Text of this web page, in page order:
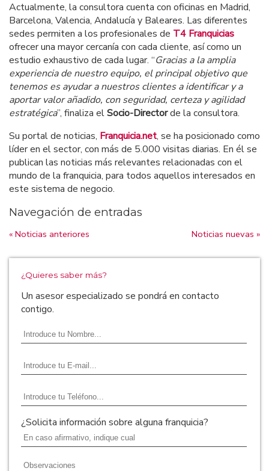
Actualmente, la consultora cuenta con oficinas en Madrid,
Barcelona, Valencia, Andalucía y Baleares. Las diferentes
sedes permiten a los profesionales de T4 Franquicias
ofrecer una mayor cercanía con cada cliente, así como un
estudio exhaustivo de cada lugar. “Gracias a la amplia
experiencia de nuestro equipo, el principal objetivo que
tenemos es ayudar a nuestros clientes a identificar y a
aportar valor añadido, con seguridad, certeza y agilidad
estratégica”, finaliza elSocio-Directorde la consultora.
Su portal de noticias, Franquicia.net, se ha posicionado como
líder en el sector, con más de 5.000 visitas diarias. En él se
publican las noticias más relevantes relacionadas con el
mundo de la franquicia, para todos aquellos interesados en
este sistema de negocio.
Navegación de entradas
« Noticias anteriores Noticias nuevas »
¿Quieres saber más?
Un asesor especializado se pondrá en contacto
contigo.
¿Solicita información sobre alguna franquicia?